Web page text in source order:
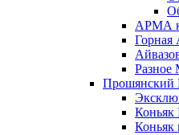
АРМА
Горная
Прошянский
Коньяк
Коньяк